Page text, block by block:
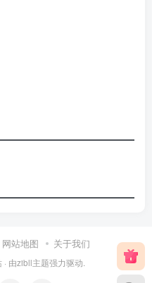
网站地图 关于我们
· 由zibll主题强力驱动.